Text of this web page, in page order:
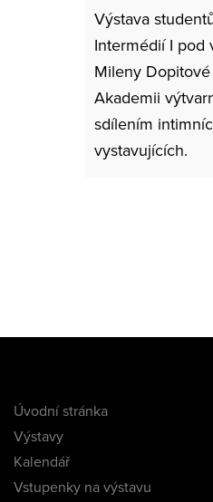
Výstava
Intermédií I pod
Mileny
Akademii
sdílením
vystavujících.
Úvodní stránka
Výstavy
Kalendář
Vstupenky na výstavu